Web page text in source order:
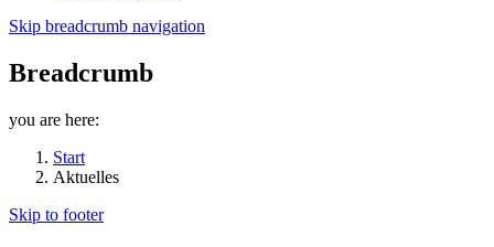
Skip breadcrumb navigation
Breadcrumb
you are here:
Start
Aktuelles
Skip to footer